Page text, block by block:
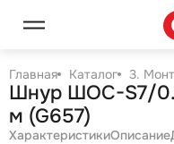
Главная Каталог 3.
Шнур ШОС-S7/0.9 мм-SC/APC-p/t
м (G657)
ХарактеристикиОписание